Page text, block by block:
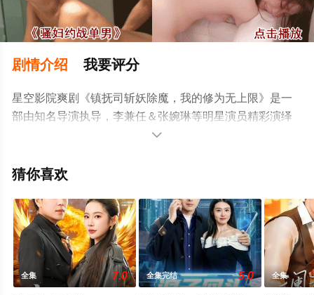
剧情介绍 我要评分
星空影院爽剧《镇抚司斩妖除魔，我的修为无上限》是一
部由知名导演执导，李兼任＆张婉琳等明星演员精彩演绎
的中国大陆电视剧，大结局剧情已揭晓（全集），手机免
相关信息可移步至豆瓣电视剧、电视猫或剧情网等平台了
。

猜你喜欢
全集 7.0 全集完结 5.0 全集